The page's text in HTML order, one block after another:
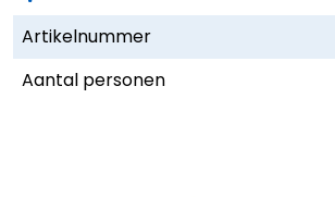
Artikelnummer
Aantal personen